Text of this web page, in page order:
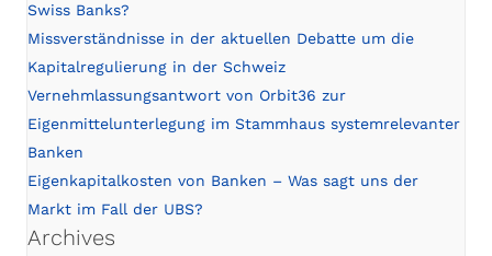
Swiss Banks?
Missverständnisse in der aktuellen Debatte um die
Kapitalregulierung in der Schweiz
Vernehmlassungsantwort von Orbit36 zur
Eigenmittelunterlegung im Stammhaus systemrelevanter
Banken
Eigenkapitalkosten von Banken – Was sagt uns der
Markt im Fall der UBS?
Archives